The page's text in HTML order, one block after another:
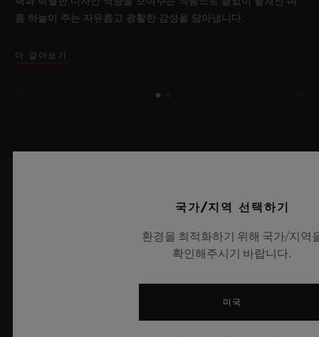
름 하늘이 주는 자유롭고 광활한 감성을 담아냅니다.
더 알아보기
최신 정보를 수신하겠습니다.
최신 위블로 뉴스를 업데이트 받겠습니다.
국가/지역 선택하기
환경을 최적화하기 위해 국가/지역
확인해주시기 바랍니다.
미국